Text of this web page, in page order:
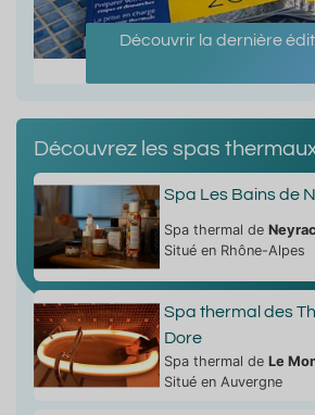
Découvrir la dernière
Découvrez les spas
Spa Les Bains de
Spa thermal de
Situé en Rhône-Alpes
Spa thermal des
Dore
Spa thermal de Le
Situé en Auvergne